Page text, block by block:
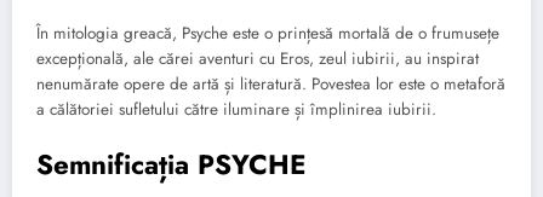
În mitologia greacă, Psyche este o prințesă mortală de o frumusețe
excepțională, ale cărei aventuri cu Eros, zeul iubirii, au inspirat
nenumărate opere de artă și literatură. Povestea lor este o metaforă
a călătoriei sufletului către iluminare și împlinirea iubirii.
Semnificația PSYCHE